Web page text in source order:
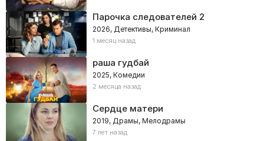
Парочка следователей 2
2026, Детективы, Криминал
1 месяц назад
раша гудбай
2025, Комедии
2 месяца назад
Сердце матери
2019, Драмы, Мелодрамы
7 лет назад